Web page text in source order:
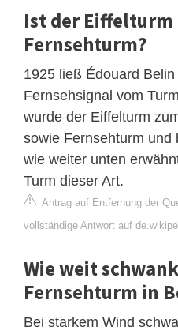
Ist der Eiffelturm
Fernsehturm?
1925 ließ Édouard
Fernsehsignal vom
wurde der Eiffelturm
sowie Fernsehturm und
wie weiter unten
Turm dieser Art.
Antrag auf Entfernung der
vollständige Antwort auf
Wie weit
Fernsehturm in
Bei starkem Wind